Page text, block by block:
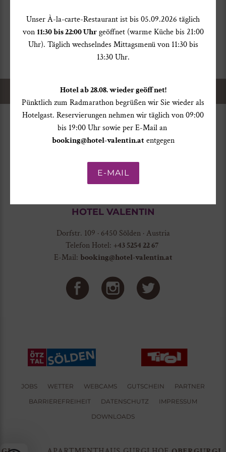
Unser À-la-carte-Restaurant ist bis 05.09.2026 täglich
von11:30 bis 22:00 Uhrgeöffnet (warme Küche bis 21:00
Uhr). Täglich wechselndes Mittagsmenü von 11:30 bis
13:30 Uhr.
Hotel ab 28.08. wieder geöffnet!
Pünktlich zum Radmarathon begrüßen wir Sie wieder als
Hotelgast. Reservierungen nehmen wir täglich von 09:00
bis 19:00 Uhr sowie per E-Mail an
booking@hotel-valentin.atentgegen
E-MAIL
3. Fertig
Home>Service> Newsletter
HOTEL VALENTIN
Dorfstr. 109 · 6450 Sölden · Austria
Telefon Hotel: +43 5254 22 67
E-Mail: booking@hotel-valentin.at
JOBS WETTER WEBCAMS GUTSCHEIN
PARTNER
BARRIEREFREIHEIT
DATENSCHUTZ
IMPRESSUM
DOWNLOADS